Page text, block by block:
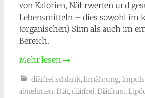
von Kalorien, Nährwerten und
Lebensmitteln – dies sowohl im
(organischen) Sinn als auch im
Bereich.
Mehr lesen →
diätfrei schlank,Ernährung,
abnehmen,Diät,diätfrei,Diätfrust,